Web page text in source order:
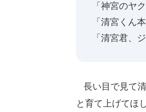
「神宮のヤ
「清宮くん
「清宮君、
長い目で見て
と育て上げてほ